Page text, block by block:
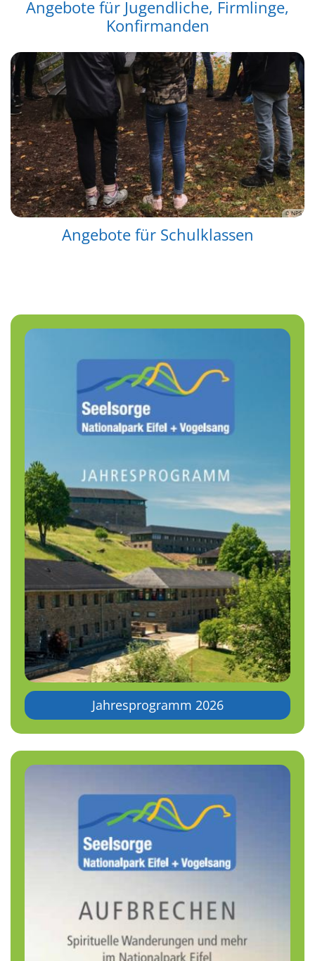
Angebote für Jugendliche, Firmlinge,
Konfirmanden
© NPS
Angebote für Schulklassen
Jahresprogramm 2026